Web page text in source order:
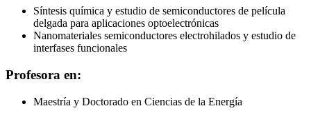
Síntesis química y estudio de semiconductores de película
delgada para aplicaciones optoelectrónicas
Nanomateriales semiconductores electrohilados y estudio de
interfases funcionales
Profesora en:
Maestría y Doctorado en Ciencias de la Energía